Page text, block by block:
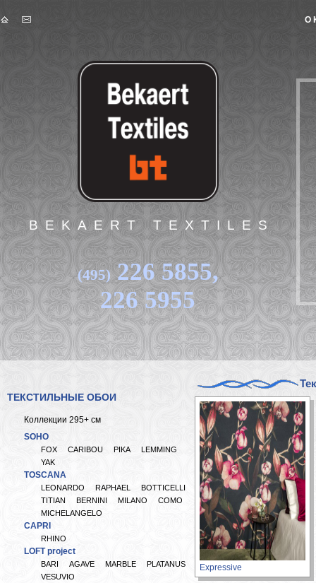
О
BEKAERT TEXTILES
(495)226 5855,
226 5955
ТЕКСТИЛЬНЫЕ ОБОИ
Коллекции 295+ см
SOHO
FOX CARIBOU PIKA
LEMMING
YAK
TOSCANA
LEONARDO RAPHAEL
BOTTICELLI
TITIAN
BERNINI MILANO
COMO
MICHELANGELO
CAPRI
RHINO
LOFT project
BARI AGAVE MARBLE
PLATANUS
VESUVIO
Expressive